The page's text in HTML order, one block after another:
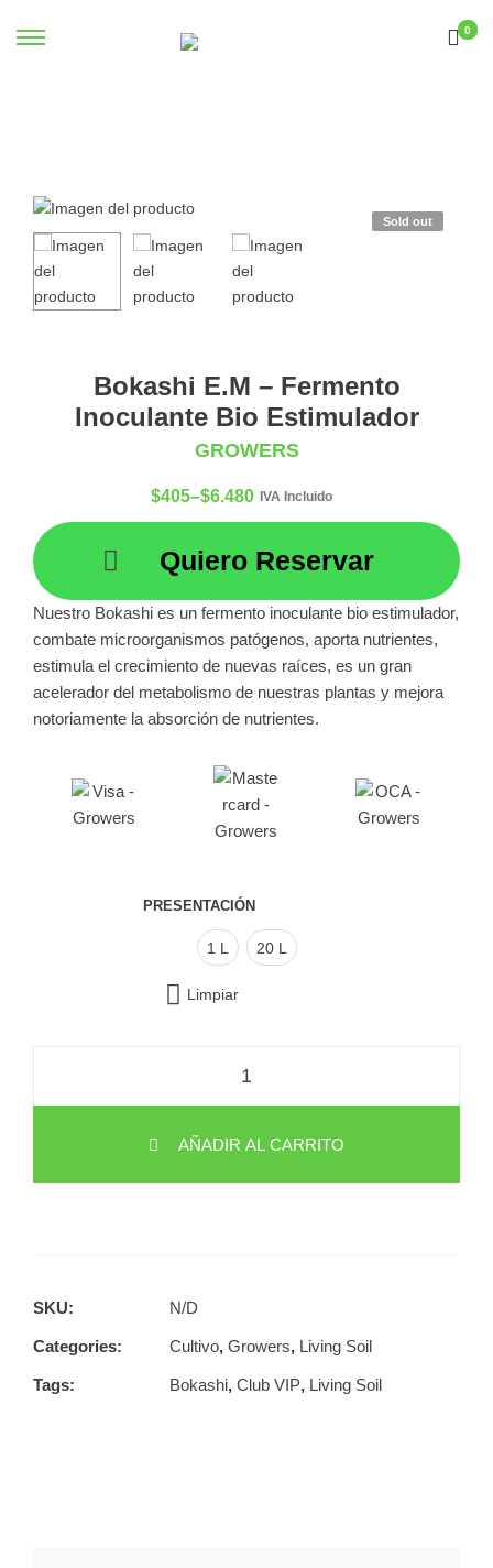
0
Sold out
Bokashi E.M – Fermento
Inoculante Bio Estimulador
GROWERS
$405–$6.480 IVA Incluido
Quiero Reservar
Nuestro Bokashi es un fermento inoculante bio estimulador,
combate microorganismos patógenos, aporta nutrientes,
estimula el crecimiento de nuevas raíces, es un gran
acelerador del metabolismo de nuestras plantas y mejora
notoriamente la absorción de nutrientes.
PRESENTACIÓN
1 L 20 L
Limpiar
AÑADIR AL CARRITO
SKU: N/D
Categories: Cultivo, Growers, Living Soil
Tags: Bokashi, Club VIP, Living Soil